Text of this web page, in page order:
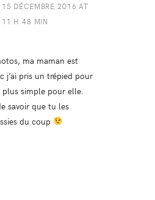
15 DÉCEMBRE 2016 AT
11 H 48 MIN
ma maman est
j’ai pris un trépied pour
simple pour elle.
savoir que tu les
du coup